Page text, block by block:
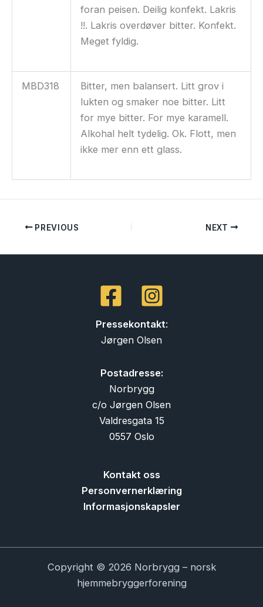
foran peisen. Deilig konfekt. Lakris
!!. Lakris overdøver bitter. Konfekt.
Meget fyldig.
MBD318
Bitter, men balansert. Litt grov i
lukten og smaker noe bitter. Litt
for mye bitter. For mye karamell.
Alkohal helt tydelig. Ok. Flott, men
ikke mer enn ett glass.
PREVIOUS NEXT
Pressekontakt:
Jørgen Olsen
Postadresse:
Norbrygg
c/o Jørgen Olsen
Valdresgata 15
0557 Oslo
Kontakt oss
Personvernerklæring
Informasjonskapsler
Copyright © 2026 Norbrygg – norsk
hjemmebryggerforening